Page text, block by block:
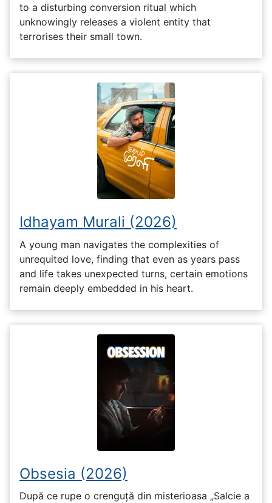
to a disturbing conversion ritual which
unknowingly releases a violent entity that
terrorises their small town.
Idhayam Murali (2026)
A young man navigates the complexities of
unrequited love, finding that even as years pass
and life takes unexpected turns, certain emotions
remain deeply embedded in his heart.
Obsesia (2026)
După ce rupe o crenguță din misterioasa „Salcie a